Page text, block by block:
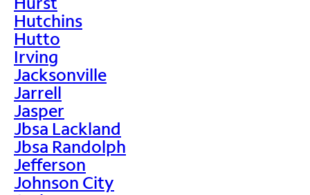
Hutchins
Hutto
Irving
Jacksonville
Jarrell
Jasper
Jbsa Lackland
Jbsa Randolph
Jefferson
Johnson City